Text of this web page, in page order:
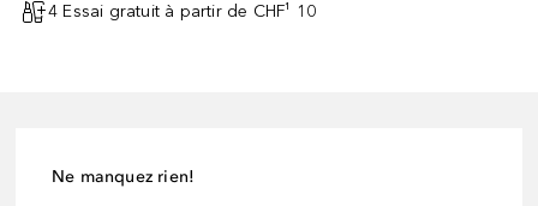
4 Essai gratuit à partir de CHF¹ 10
Ne manquez rien!